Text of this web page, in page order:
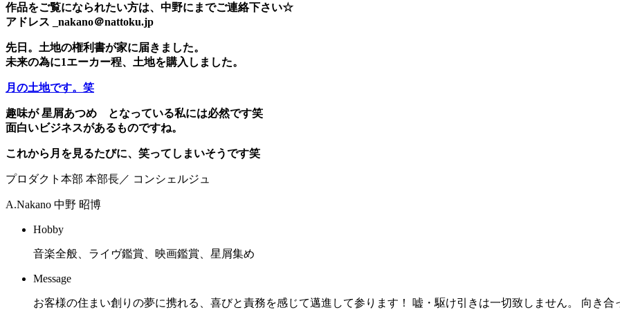
作品をご覧になられたい方は、中野にまでご連絡下さい☆
アドレス _nakano＠nattoku.jp
先日。土地の権利書が家に届きました。
未来の為に1エーカー程、土地を購入しました。
月の土地です。笑
趣味が 星屑あつめ となっている私には必然です笑
面白いビジネスがあるものですね。
これから月を見るたびに、笑ってしまいそうです笑
プロダクト本部 本部長／ コンシェルジュ
A.Nakano 中野 昭博
Hobby
音楽全般、ライヴ鑑賞、映画鑑賞、星屑集め
Message
お客様の住まい創りの夢に携れる、喜びと責務を感じて邁進して参ります！ 嘘・駆け引きは一切致しません。 向き合